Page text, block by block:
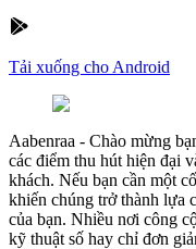
Tải xuống cho Android
Aabenraa - Chào mừng
các điểm thu hút hiện đại
khách. Nếu bạn cần một
khiến chúng trở thành lựa
của bạn. Nhiều nơi công
kỹ thuật số hay chỉ đơn